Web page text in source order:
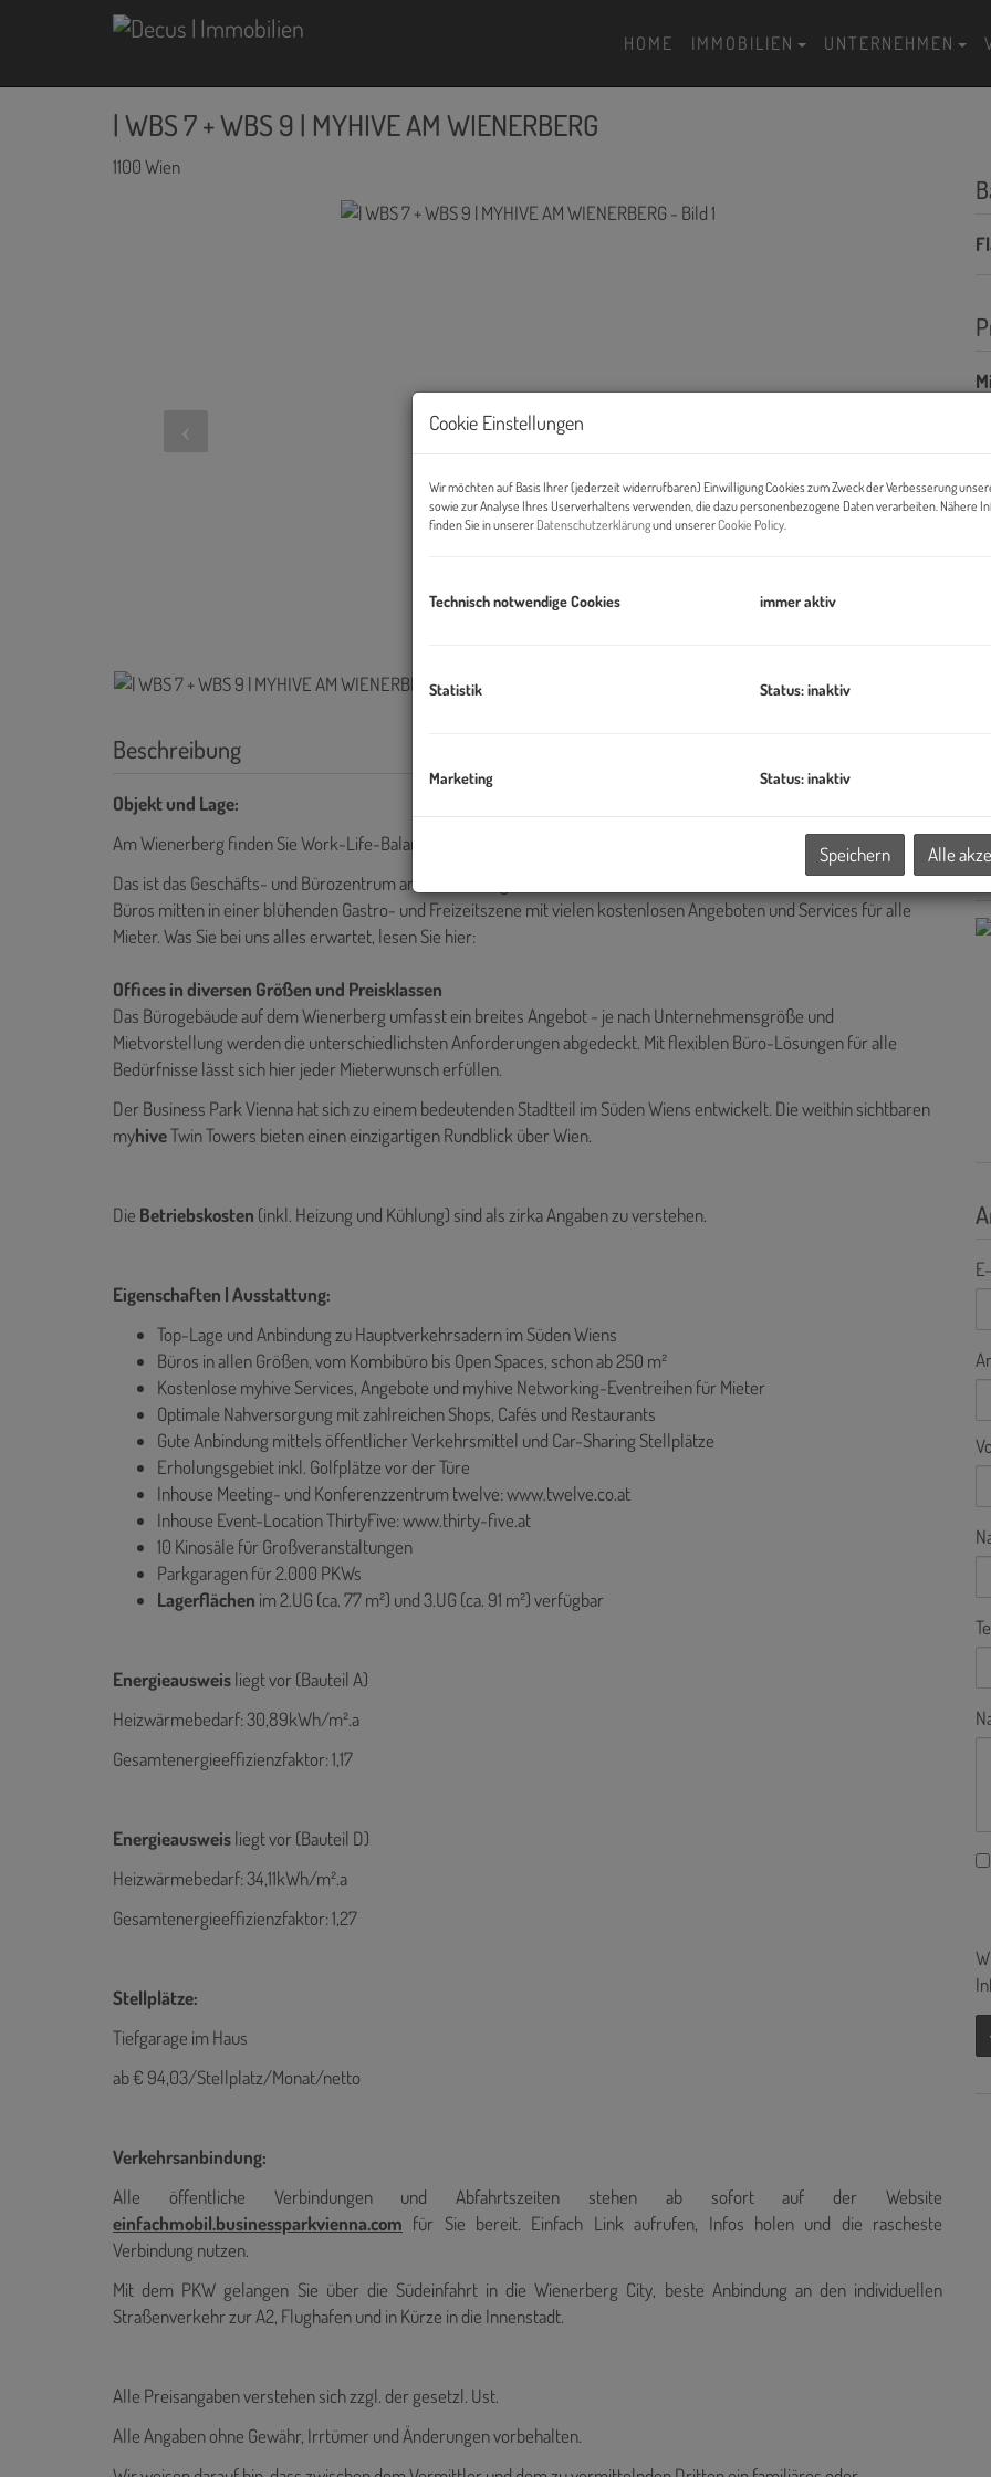
HOME IMMOBILIEN UNTERNEHMEN
| WBS 7 + WBS 9 | MYHIVE AM WIENERBERG
1100 Wien
Beschreibung
Objekt und Lage:
Am Wienerberg finden Sie Work-Life-Balance zum Bestpreis.
Das ist das Geschäfts- und Bürozentrum am Wienerberg:
Büros mitten in einer blühenden Gastro- und Freizeitszene mit vielen kostenlosen Angeboten und Services für alle
Mieter. Was Sie bei uns alles erwartet, lesen Sie hier:
Offices in diversen Größen und Preisklassen
Das Bürogebäude auf dem Wienerberg umfasst ein breites Angebot - je nach Unternehmensgröße und
Mietvorstellung werden die unterschiedlichsten Anforderungen abgedeckt. Mit flexiblen Büro-Lösungen für alle
Bedürfnisse lässt sich hier jeder Mieterwunsch erfüllen.
Der Business Park Vienna hat sich zu einem bedeutenden Stadtteil im Süden Wiens entwickelt. Die weithin sichtbaren
myhiveTwin Towers bieten einen einzigartigen Rundblick über Wien.
Die Betriebskosten (inkl. Heizung und Kühlung) sind als zirka Angaben zu verstehen.
Eigenschaften | Ausstattung:
Top-Lage und Anbindung zu Hauptverkehrsadern im Süden Wiens
Büros in allen Größen, vom Kombibüro bis Open Spaces, schon ab 250 m²
Kostenlose myhive Services, Angebote und myhive Networking-Eventreihen für Mieter
Optimale Nahversorgung mit zahlreichen Shops, Cafés und Restaurants
Gute Anbindung mittels öffentlicher Verkehrsmittel und Car-Sharing Stellplätze
Erholungsgebiet inkl. Golfplätze vor der Türe
Inhouse Meeting- und Konferenzzentrum twelve: www.twelve.co.at
Inhouse Event-Location ThirtyFive: www.thirty-five.at
10 Kinosäle für Großveranstaltungen
Parkgaragen für 2.000 PKWs
Lagerflächen im 2.UG (ca. 77 m²) und 3.UG (ca. 91 m²) verfügbar
Energieausweisliegt vor (Bauteil A)
Heizwärmebedarf: 30,89kWh/m².a
Gesamtenergieeffizienzfaktor: 1,17
Energieausweisliegt vor (Bauteil D)
Heizwärmebedarf: 34,11kWh/m².a
Gesamtenergieeffizienzfaktor: 1,27
Stellplätze:
Tiefgarage im Haus
ab € 94,03/Stellplatz/Monat/netto
Verkehrsanbindung:
Alle öffentliche Verbindungen und Abfahrtszeiten stehen ab sofort auf der Website
einfachmobil.businessparkvienna.com für Sie bereit. Einfach Link aufrufen, Infos holen und die rascheste
Verbindung nutzen.
Mit dem PKW gelangen Sie über die Südeinfahrt in die Wienerberg City, beste Anbindung an den individuellen
Straßenverkehr zur A2, Flughafen und in Kürze in die Innenstadt.
Alle Preisangaben verstehen sich zzgl. der gesetzl. Ust.
Alle Angaben ohne Gewähr, Irrtümer und Änderungen vorbehalten.
Cookie Einstellungen
Wir möchten auf Basis Ihrer (jederzeit widerrufbaren) Einwilligung Cookies zum Zweck der Verbesserung
sowie zur Analyse Ihres Userverhaltens verwenden, die dazu personenbezogene Daten verarbeiten. Nähere
finden Sie in unserer Datenschutzerklärungund unsererCookie Policy
Technisch notwendige Cookies immer aktiv
Statistik Status: inaktiv
Marketing Status: inaktiv
Speichern Alle